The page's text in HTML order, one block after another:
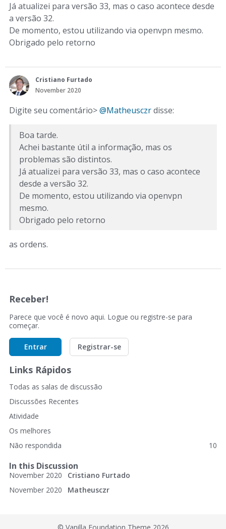
Já atualizei para versão 33, mas o caso acontece desde
a versão 32.
De momento, estou utilizando via openvpn mesmo.
Obrigado pelo retorno
Cristiano Furtado
November 2020
Digite seu comentário>@Matheusczrdisse:
Boa tarde.
Achei bastante útil a informação, mas os
problemas são distintos.
Já atualizei para versão 33, mas o caso acontece
desde a versão 32.
De momento, estou utilizando via openvpn
mesmo.
Obrigado pelo retorno
as ordens.
Receber!
Parece que você é novo aqui. Logue ou registre-se para
começar.
Entrar Registrar-se
Links Rápidos
Todas as salas de discussão
Discussões Recentes
Atividade
Os melhores
Não respondida
10
In this Discussion
November 2020
Cristiano Furtado
November 2020
Matheusczr